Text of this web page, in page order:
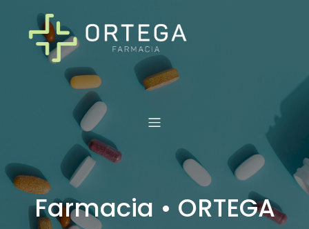
Farmacia • ORTEGA